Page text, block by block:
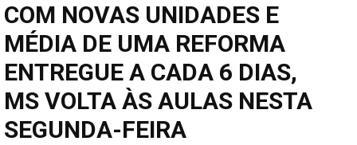
COM NOVAS UNIDADES E
MÉDIA DE UMA REFORMA
ENTREGUE A CADA 6 DIAS,
MS VOLTA ÀS AULAS NESTA
SEGUNDA-FEIRA